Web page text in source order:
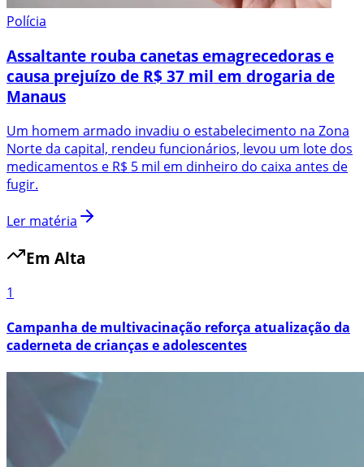
Polícia
Assaltante rouba canetas emagrecedoras e
causa prejuízo de R$ 37 mil em drogaria de
Manaus
Um homem armado invadiu o estabelecimento na Zona
Norte da capital, rendeu funcionários, levou um lote dos
medicamentos e R$ 5 mil em dinheiro do caixa antes de
fugir.
Ler matéria
Em Alta
1
Campanha de multivacinação reforça atualização da
caderneta de crianças e adolescentes